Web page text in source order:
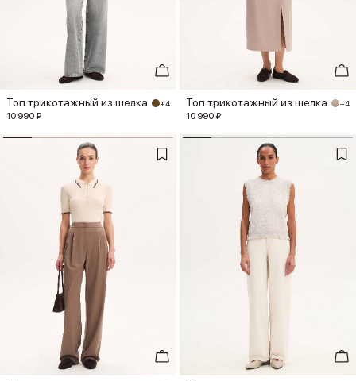
Топ трикотажный из шелка +4
10 990 ₽
Топ трикотажный из шелка +4
10 990 ₽